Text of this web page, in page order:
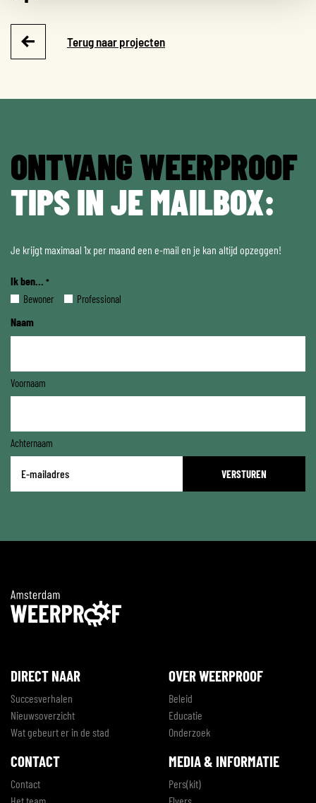
Terug naar projecten
ONTVANG WEERPROOF
TIPS IN JE MAILBOX:
Je krijgt maximaal 1x per maand een e-mail en je kan altijd opzeggen!
Ik ben... *
Bewoner Professional
Naam
Voornaam
Achternaam
mailadres
DIRECT NAAR
Succesverhalen
Nieuwsoverzicht
Wat gebeurt er in de stad
OVER WEERPROOF
Beleid
Educatie
Onderzoek
CONTACT
Contact
MEDIA & INFORMATIE
Pers(kit)